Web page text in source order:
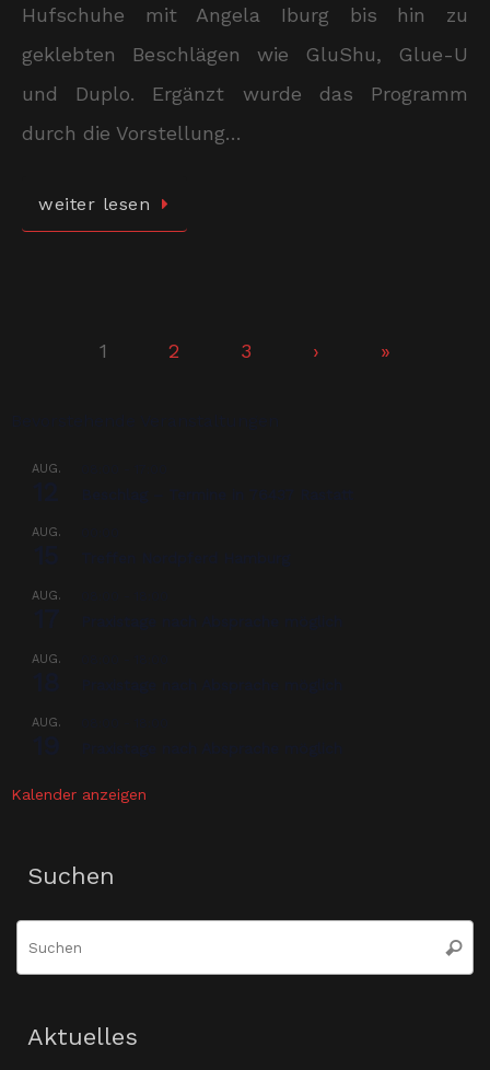
Hufschuhe mit Angela Iburg bis hin zu
geklebten Beschlägen wie GluShu, Glue-U
und Duplo. Ergänzt wurde das Programm
durch die Vorstellung…
weiter lesen
1 2 3 › »
AUG.
AUG.
AUG.
AUG.
AUG.
Kalender anzeigen
Suchen
Aktuelles